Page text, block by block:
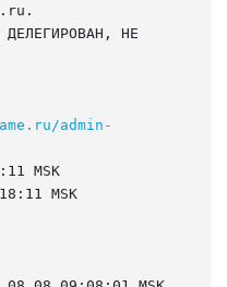
НЕ
admin-
MSK
MSK